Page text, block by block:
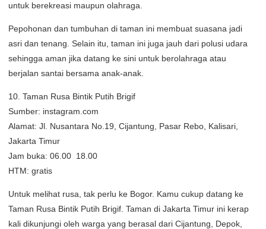
untuk berekreasi maupun olahraga.
Pepohonan dan tumbuhan di taman ini membuat suasana jadi
asri dan tenang. Selain itu, taman ini juga jauh dari polusi udara
sehingga aman jika datang ke sini untuk berolahraga atau
berjalan santai bersama anak-anak.
10. Taman Rusa Bintik Putih Brigif
Sumber: instagram.com
Alamat: Jl. Nusantara No.19, Cijantung, Pasar Rebo, Kalisari,
Jakarta Timur
Jam buka: 06.00  18.00
HTM: gratis
Untuk melihat rusa, tak perlu ke Bogor. Kamu cukup datang ke
Taman Rusa Bintik Putih Brigif. Taman di Jakarta Timur ini kerap
kali dikunjungi oleh warga yang berasal dari Cijantung, Depok,